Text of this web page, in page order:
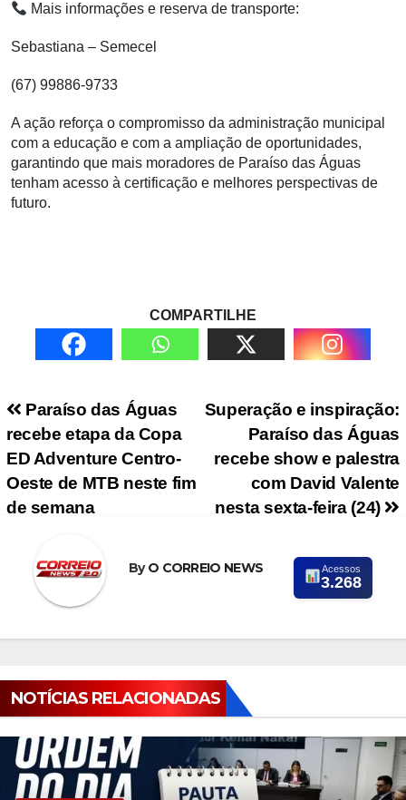
Mais informações e reserva de transporte:
Sebastiana – Semecel
(67) 99886-9733
A ação reforça o compromisso da administração municipal
com a educação e com a ampliação de oportunidades,
garantindo que mais moradores de Paraíso das Águas
tenham acesso à certificação e melhores perspectivas de
futuro.
COMPARTILHE
Navegação de PostSuperação e inspiração:
Paraíso das Águas
recebe show e palestra
com David Valente
nesta sexta-feira (24)
Paraíso das Águas
recebe etapa da Copa
ED Adventure Centro-
Oeste de MTB neste fim
de semana
ByO CORREIO NEWS Acessos
3.268
NOTÍCIAS RELACIONADAS